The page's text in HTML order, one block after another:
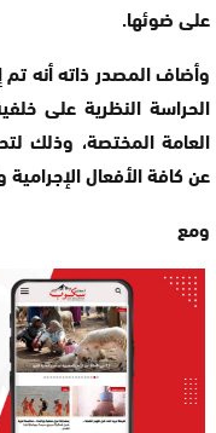
على ضوئها.
وأضاف المصدر ذاته أنه
الحراسة النظرية على
العامة المختصة، وذلك
عن كافة الأفعال الإجرامية
ومع